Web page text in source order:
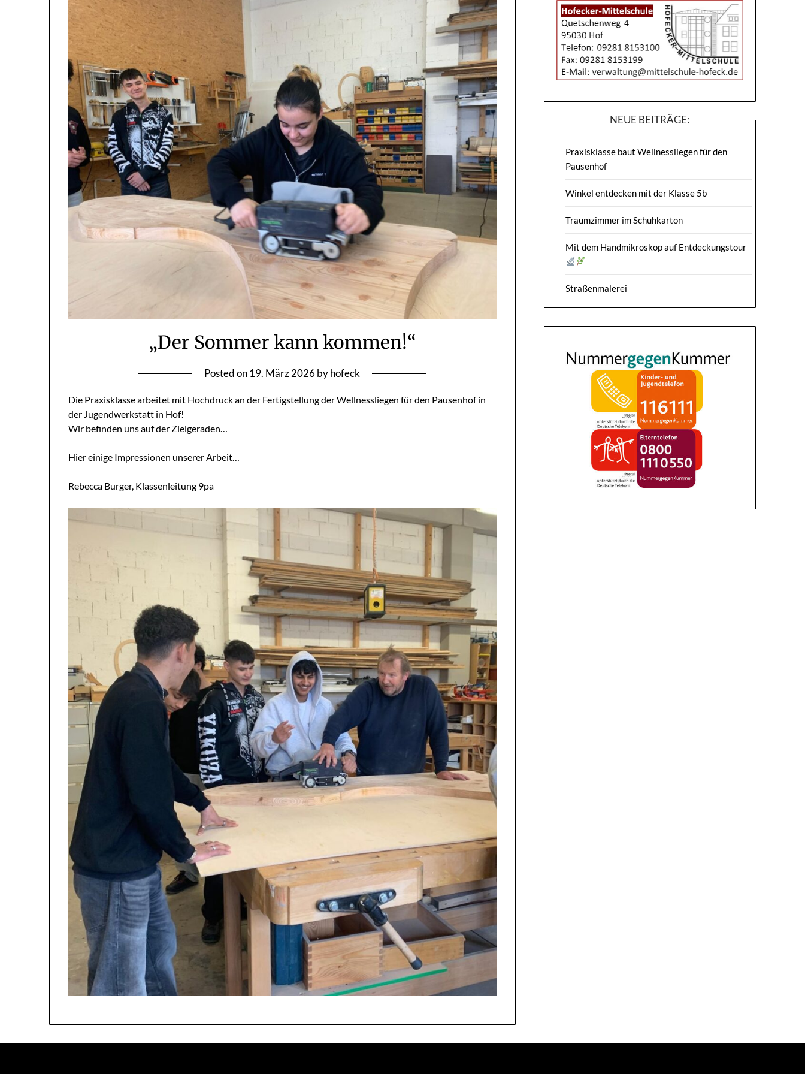
„Der Sommer kann kommen!“
Posted on19. März 2026byhofeck
Die Praxisklasse arbeitet mit Hochdruck an der Fertigstellung der Wellnessliegen für den Pausenhof in
der Jugendwerkstatt in Hof!
Wir befinden uns auf der Zielgeraden…
Hier einige Impressionen unserer Arbeit…
Rebecca Burger, Klassenleitung 9pa
NEUE BEITRÄGE:
Praxisklasse baut Wellnessliegen für den
Pausenhof
Winkel entdecken mit der Klasse 5b
Traumzimmer im Schuhkarton
Mit dem Handmikroskop auf Entdeckungstour
Straßenmalerei